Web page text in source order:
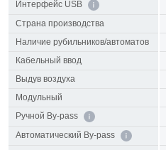
Интерфейс USB
Страна производства
Наличие рубильников/автоматов
Кабельный ввод
Выдув воздуха
Модульный
Ручной By-pass
Автоматический By-pass